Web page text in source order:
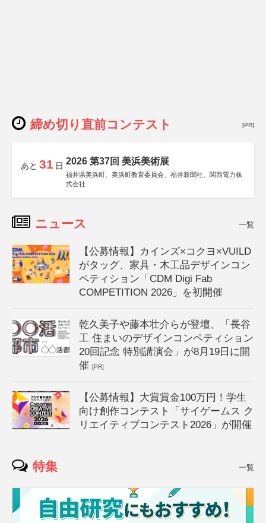
締め切り直前コンテスト [PR]
あと 31 日 2026 第37回 美浜美術展
福井県美浜町、美浜町教育委員会、福井新聞社、関西電力株
式会社
ニュース 一覧
【公募情報】カインズ×コクヨ×VUILD
がタッグ、家具・木工品デザインコン
ペティション「CDM Digi Fab
COMPETITION 2026」を初開催
乾久美子や藤本壮介らが登壇、「長谷
工 住まいのデザインコンペティション
20回記念 特別講演会」が8月19日に開
催[PR]
【公募情報】大賞賞金100万円！学生
向け創作コンテスト「サイゲームス ク
リエイティブコンテスト2026」が開催
特集 一覧